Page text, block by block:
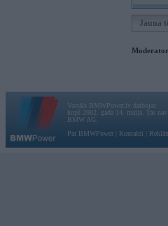
Jauna
Vortāls BMWPower.lv darbojas
kopš 2002. gada 14. maija. Tas
BMW AG.
Par BMWPower
Kontakti